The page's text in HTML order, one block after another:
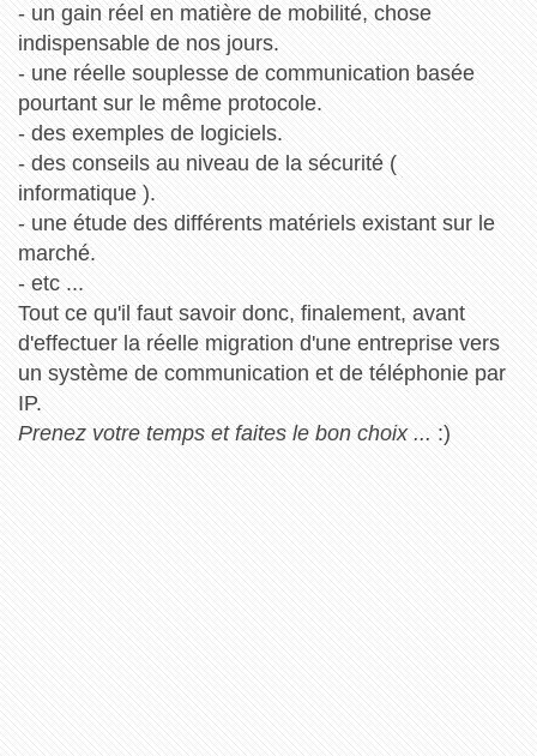
- un gain réel en matière de mobilité, chose
indispensable de nos jours.
- une réelle souplesse de communication basée
pourtant sur le même protocole.
- des exemples de logiciels.
- des conseils au niveau de la sécurité (
informatique ).
- une étude des différents matériels existant sur le
marché.
- etc ...
Tout ce qu'il faut savoir donc, finalement, avant
d'effectuer la réelle migration d'une entreprise vers
un système de communication et de téléphonie par
IP.
Prenez votre temps et faites le bon choix ... :)